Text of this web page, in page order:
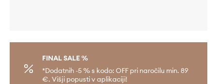
FINAL SALE %
*Dodatnih -5 % s kodo: OFF pri naročilu min. 89
€. Višji popusti v aplikaciji!